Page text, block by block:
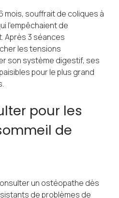
mois, souffrait de coliques à
l'empêchaient de
Après 3 séances
les tensions
son système digestif, ses
pour le plus grand
pour les
de
un ostéopathe dès
de problèmes de